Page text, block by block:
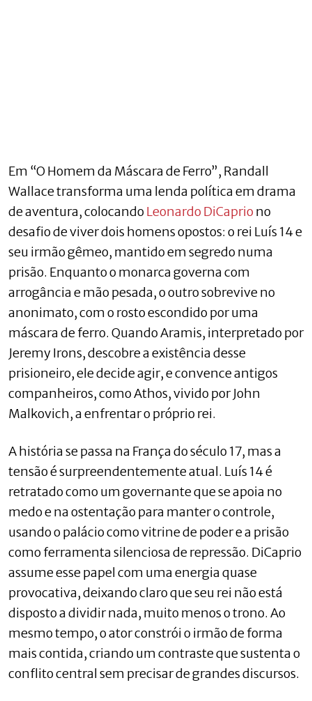
Em “O Homem da Máscara de Ferro”, Randall
Wallace transforma uma lenda política em drama
de aventura, colocandoLeonardo DiCaprio no
desafio de viver dois homens opostos: o rei Luís 14 e
seu irmão gêmeo, mantido em segredo numa
prisão. Enquanto o monarca governa com
arrogância e mão pesada, o outro sobrevive no
anonimato, com o rosto escondido por uma
máscara de ferro. Quando Aramis, interpretado por
Jeremy Irons, descobre a existência desse
prisioneiro, ele decide agir, e convence antigos
companheiros, como Athos, vivido por John
Malkovich, a enfrentar o próprio rei.
A história se passa na França do século 17, mas a
tensão é surpreendentemente atual. Luís 14 é
retratado como um governante que se apoia no
medo e na ostentação para manter o controle,
usando o palácio como vitrine de poder e a prisão
como ferramenta silenciosa de repressão. DiCaprio
assume esse papel com uma energia quase
provocativa, deixando claro que seu rei não está
disposto a dividir nada, muito menos o trono. Ao
mesmo tempo, o ator constrói o irmão de forma
mais contida, criando um contraste que sustenta o
conflito central sem precisar de grandes discursos.